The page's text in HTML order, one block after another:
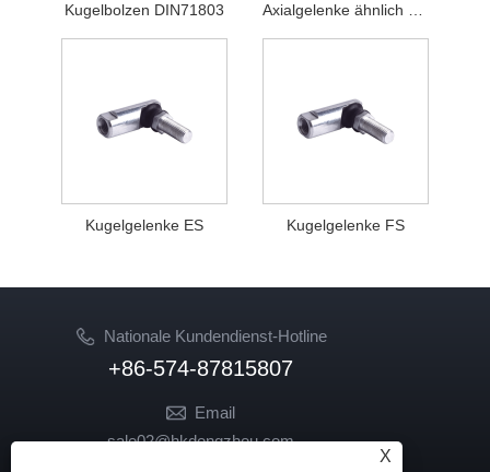
Kugelbolzen DIN71803 Axialgelenke ähnlich DIN71802
Kugelgelenke ES Kugelgelenke FS
Nationale Kundendienst-Hotline
+86-574-87815807
Email
sale02@hkdongzhou.com
X